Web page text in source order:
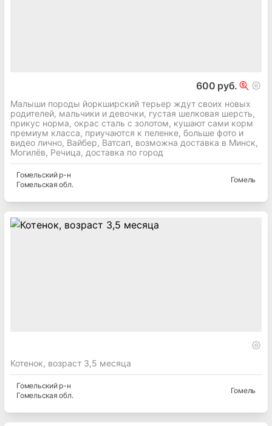
600 руб.
Малыши породы йоркширский терьер ждут своих новых
родителей, мальчики и девочки, густая шелковая шерсть,
прикус норма, окрас сталь с золотом, кушают сами корм
премиум класса, приучаются к пеленке, больше фото и
видео лично, Вайбер, Ватсап, возможна доставка в Минск,
Могилёв, Речица, доставка по город
Гомельскийр-н
Гомельская обл.
Гомель
Котенок, возраст 3,5 месяца
Гомельскийр-н
Гомельская обл.
Гомель